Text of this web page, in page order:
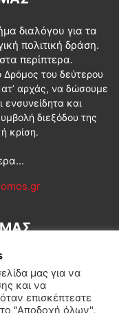
διαλόγου για τα
πολιτική δράση.
περίπτερα.
Δρόμος του δεύτερου
αρχάς, να δώσουμε
και
διεξόδου της
κρίση.
μας για να
και να
επισκέπτεστε
"Αποδοχή όλων",